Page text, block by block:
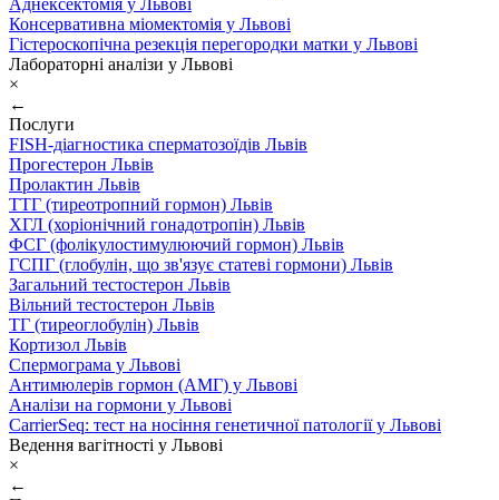
Аднексектомія у Львові
Консервативна міомектомія у Львові
Гістероскопічна резекція перегородки матки у Львові
Лабораторні аналізи у Львові
×
←
Послуги
FISH-діагностика сперматозоїдів Львів
Прогестерон Львів
Пролактин Львів
ТТГ (тиреотропний гормон) Львів
ХГЛ (хоріонічний гонадотропін) Львів
ФСГ (фолікулостимулюючий гормон) Львів
ГСПГ (глобулін, що зв'язує статеві гормони) Львів
Загальний тестостерон Львів
Вільний тестостерон Львів
ТГ (тиреоглобулін) Львів
Кортизол Львів
Спермограма у Львові
Антимюлерів гормон (АМГ) у Львові
Аналізи на гормони у Львові
CarrierSeq: тест на носіння генетичної патології у Львові
Ведення вагітності у Львові
×
←